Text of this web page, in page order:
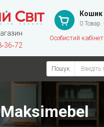
Кошик
0 Товар
Особистий кабінет
Пошук
Maksimebel